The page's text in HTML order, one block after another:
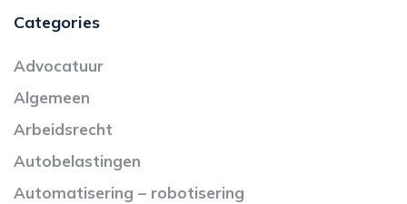
Categories
Advocatuur
Algemeen
Arbeidsrecht
Autobelastingen
Automatisering – robotisering